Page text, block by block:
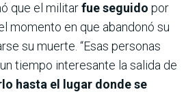
que el militarfue seguido por
momento en que abandonó su
su muerte. “Esas personas
tiempo interesante la salida de
hasta el lugar donde se